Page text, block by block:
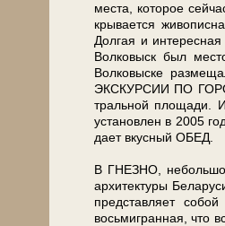
ме­ста, ко­то­рое
кры­ва­ет­ся
Долгая и
Волковыск был
Волковыске
ЭКСКУРСИИ ПО
траль­ной пло­ща­ди.
уста­нов­лен в 2005
да­ет вкус­ный ОБЕД.
В ГНЕЗНО,
ар­хи­тек­ту­ры
пред­став­ля­ет
восьмигранная, что